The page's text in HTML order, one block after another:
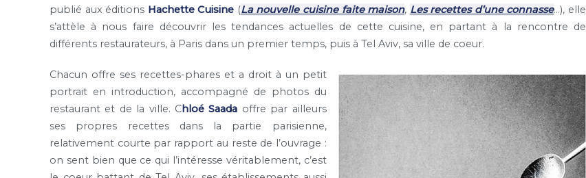
publié aux éditions Hachette Cuisine (La nouvelle cuisine faite maison, Les recettes d’une connasse…), elle
s’attèle à nous faire découvrir les tendances actuelles de cette cuisine, en partant à la rencontre de
différents restaurateurs, à Paris dans un premier temps, puis à Tel Aviv, sa ville de coeur.
Chacun offre ses recettes-phares et a droit à un petit
portrait en introduction, accompagné de photos du
restaurant et de la ville. Chloé Saada offre par ailleurs
ses propres recettes dans la partie parisienne,
relativement courte par rapport au reste de l’ouvrage :
on sent bien que ce qui l’intéresse véritablement, c’est